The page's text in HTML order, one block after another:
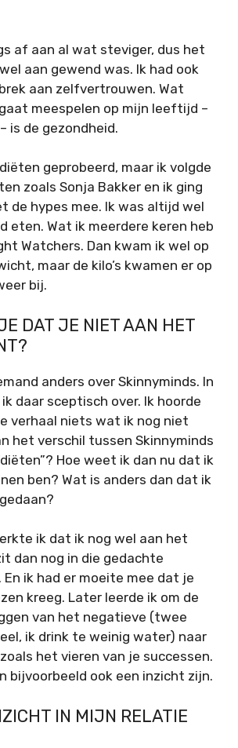
af aan al wat steviger, dus het
aan gewend was. Ik had ook
aan zelfvertrouwen. Wat
meespelen op mijn leeftijd –
is de gezondheid.
geprobeerd, maar ik volgde
zoals Sonja Bakker en ik ging
de hypes mee. Ik was altijd wel
eten. Wat ik meerdere keren heb
Watchers. Dan kwam ik wel op
maar de kilo’s kwamen er op
bij.
DAT JE NIET AAN HET
anders over Skinnyminds. In
daar sceptisch over. Ik hoorde
verhaal niets wat ik nog niet
het verschil tussen Skinnyminds
Hoe weet ik dan nu dat ik
ben? Wat is anders dan dat ik
ik dat ik nog wel aan het
dan nog in die gedachte
ik had er moeite mee dat je
kreeg. Later leerde ik om de
van het negatieve (twee
ik drink te weinig water) naar
het vieren van je successen.
bijvoorbeeld ook een inzicht zijn.
IN MIJN RELATIE